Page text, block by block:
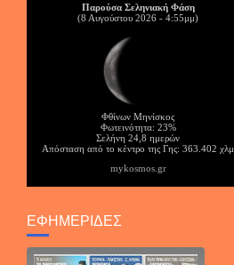
Παρούσα Σεληνιακή Φάση
(8 Αυγούστου 2026 - 4:55μμ)
Φθίνων Μηνίσκος
Φωτεινότητα: 23%
Σελήνη 24,8 ημερών
Απόσταση από το κέντρο της Γης: 363.402 χλμ
mykosmos.gr
ΕΦΗΜΕΡΙΔΕΣ